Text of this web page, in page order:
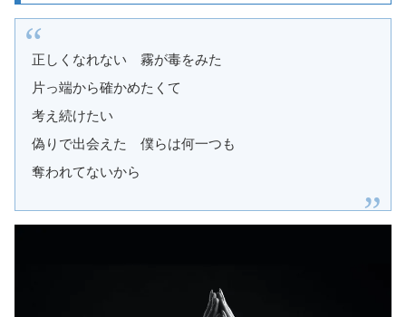
正しくなれない 霧が毒をみた
片っ端から確かめたくて
考え続けたい
偽りで出会えた 僕らは何一つも
奪われてないから